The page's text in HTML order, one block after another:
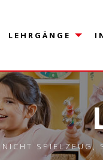
LEHRGÄNGE
NICHT SPIELZEUG,